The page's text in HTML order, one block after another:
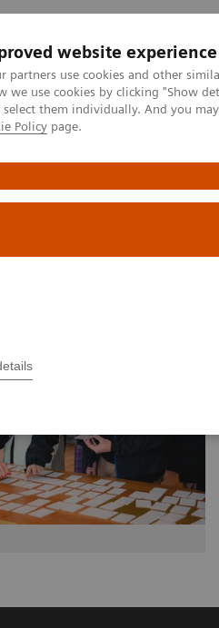
website experience
partners use cookies and other
we use cookies by clicking "Show
them individually. And you
Policy page.
Kliniska specialiteter
Imaging